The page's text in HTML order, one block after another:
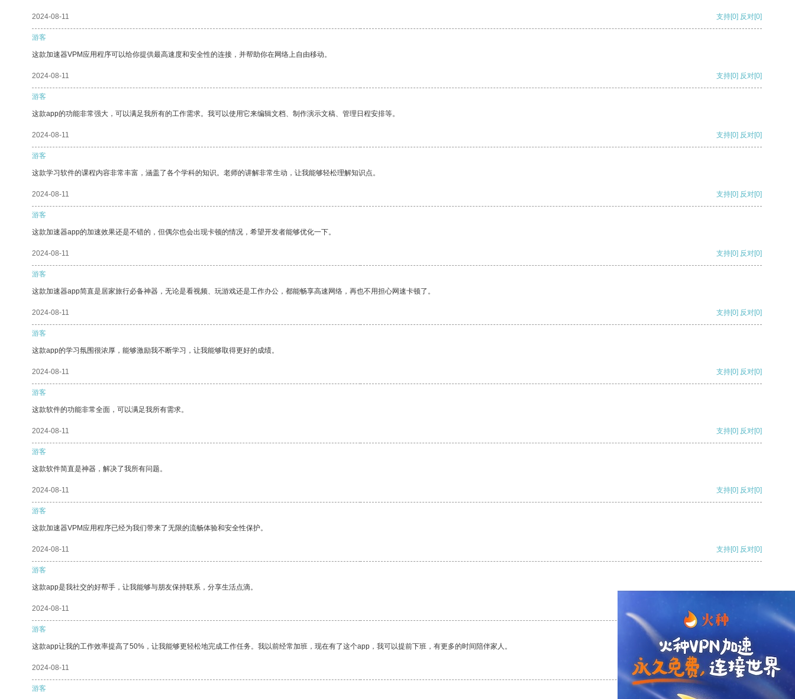
2024-08-11 支持[0] 反对[0]
游客
这款加速器VPM应用程序可以给你提供最高速度和安全性的连接，并帮助你在网络上自由移动。
2024-08-11 支持[0] 反对[0]
游客
这款app的功能非常强大，可以满足我所有的工作需求。我可以使用它来编辑文档、制作演示文稿、管理日程安排等。
2024-08-11 支持[0] 反对[0]
游客
这款学习软件的课程内容非常丰富，涵盖了各个学科的知识。老师的讲解非常生动，让我能够轻松理解知识点。
2024-08-11 支持[0] 反对[0]
游客
这款加速器app的加速效果还是不错的，但偶尔也会出现卡顿的情况，希望开发者能够优化一下。
2024-08-11 支持[0] 反对[0]
游客
这款加速器app简直是居家旅行必备神器，无论是看视频、玩游戏还是工作办公，都能畅享高速网络，再也不用担心网速卡顿了。
2024-08-11 支持[0] 反对[0]
游客
这款app的学习氛围很浓厚，能够激励我不断学习，让我能够取得更好的成绩。
2024-08-11 支持[0] 反对[0]
游客
这款软件的功能非常全面，可以满足我所有需求。
2024-08-11 支持[0] 反对[0]
游客
这款软件简直是神器，解决了我所有问题。
2024-08-11 支持[0] 反对[0]
游客
这款加速器VPM应用程序已经为我们带来了无限的流畅体验和安全性保护。
2024-08-11 支持[0] 反对[0]
游客
这款app是我社交的好帮手，让我能够与朋友保持联系，分享生活点滴。
2024-08-11
游客
这款app让我的工作效率提高了50%，让我能够更轻松地完成工作任务。我以前经常加班，现在有了这个app，我可以提前下班，有更多的时间陪伴家人。
2024-08-11 支持 [0] 反对[0]
游客